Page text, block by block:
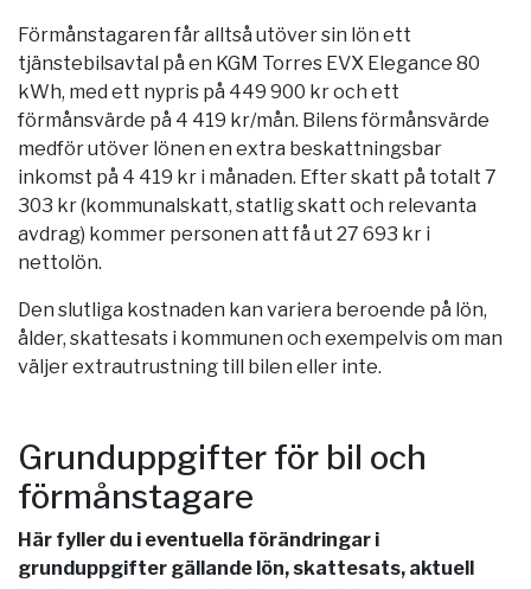
Förmånstagaren får alltså utöver sin lön ett
tjänstebilsavtal på en KGM Torres EVX Elegance 80
kWh, med ett nypris på 449 900 kr och ett
förmånsvärde på 4 419 kr/mån. Bilens förmånsvärde
medför utöver lönen en extra beskattningsbar
inkomst på 4 419 kr i månaden. Efter skatt på totalt 7
303 kr (kommunalskatt, statlig skatt och relevanta
avdrag) kommer personen att få ut 27 693 kr i
nettolön.
Den slutliga kostnaden kan variera beroende på lön,
ålder, skattesats i kommunen och exempelvis om man
väljer extrautrustning till bilen eller inte.
Grunduppgifter för bil och
förmånstagare
Här fyller du i eventuella förändringar i
grunduppgifter gällande lön, skattesats, aktuell